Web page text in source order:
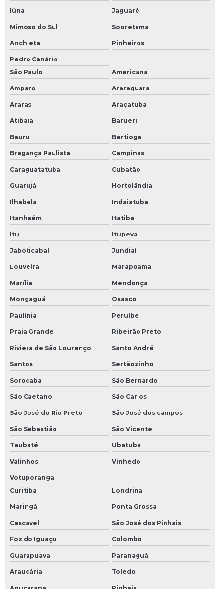
Iúna Jaguaré
Mimoso do Sul Sooretama
Anchieta Pinheiros
Pedro Canário
São Paulo
Americana
Amparo Araraquara
Araras Araçatuba
Atibaia Barueri
Bauru Bertioga
Bragança Paulista Campinas
Caraguatatuba Cubatão
Guarujá Hortolândia
Ilhabela Indaiatuba
Itanhaém Itatiba
Itu Itupeva
Jaboticabal Jundiaí
Louveira Marapoama
Marília Mendonça
Mongaguá Osasco
Paulínia Peruíbe
Praia Grande Ribeirão Preto
Riviera de São Lourenço Santo André
Santos Sertãozinho
Sorocaba São Bernardo
São Caetano São Carlos
São José do Rio Preto São José dos campos
São Sebastião São Vicente
Taubaté Ubatuba
Valinhos Vinhedo
Votuporanga
Curitiba
Londrina
Maringá Ponta Grossa
Cascavel São José dos Pinhais
Foz do Iguaçu Colombo
Guarapuava Paranaguá
Araucária Toledo